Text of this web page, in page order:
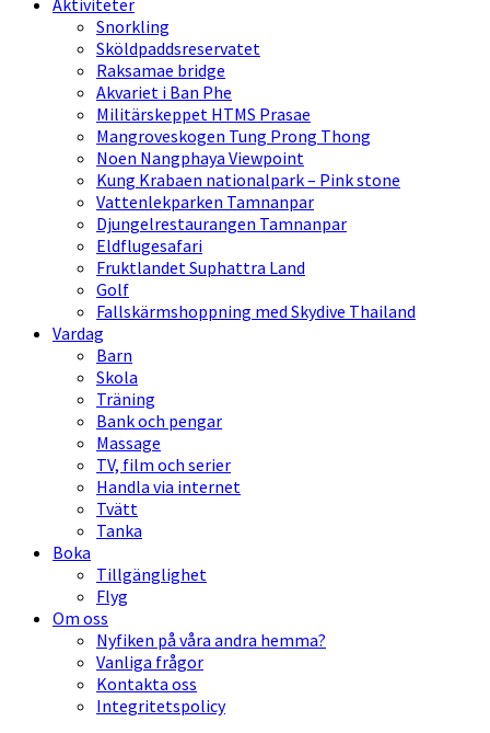
Aktiviteter
Snorkling
Sköldpaddsreservatet
Raksamae bridge
Akvariet i Ban Phe
Militärskeppet HTMS Prasae
Mangroveskogen Tung Prong Thong
Noen Nangphaya Viewpoint
Kung Krabaen nationalpark – Pink stone
Vattenlekparken Tamnanpar
Djungelrestaurangen Tamnanpar
Eldflugesafari
Fruktlandet Suphattra Land
Golf
Fallskärmshoppning med Skydive Thailand
Vardag
Barn
Skola
Träning
Bank och pengar
Massage
TV, film och serier
Handla via internet
Tvätt
Tanka
Boka
Tillgänglighet
Flyg
Om oss
Nyfiken på våra andra hemma?
Vanliga frågor
Kontakta oss
Integritetspolicy